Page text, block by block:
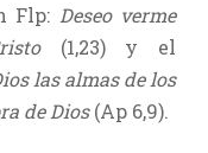
Flp: Deseo verme
(1,23) y el
las almas de los
de Dios(Ap 6,9).